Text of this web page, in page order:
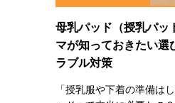
母乳パッド（授乳パッ
マが知っておきたい選
ラブル対策
「授乳服や下着の準備は